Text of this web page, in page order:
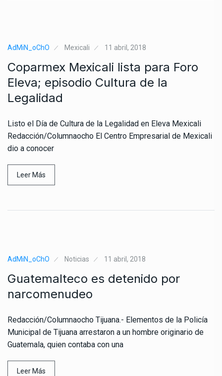
AdMiN_oChO Mexicali 11 abril, 2018
Coparmex Mexicali lista para Foro
Eleva; episodio Cultura de la
Legalidad
Listo el Día de Cultura de la Legalidad en Eleva Mexicali
Redacción/Columnaocho El Centro Empresarial de Mexicali
dio a conocer
Leer Más
AdMiN_oChO Noticias 11 abril, 2018
Guatemalteco es detenido por
narcomenudeo
Redacción/Columnaocho Tijuana.- Elementos de la Policía
Municipal de Tijuana arrestaron a un hombre originario de
Guatemala, quien contaba con una
Leer Más